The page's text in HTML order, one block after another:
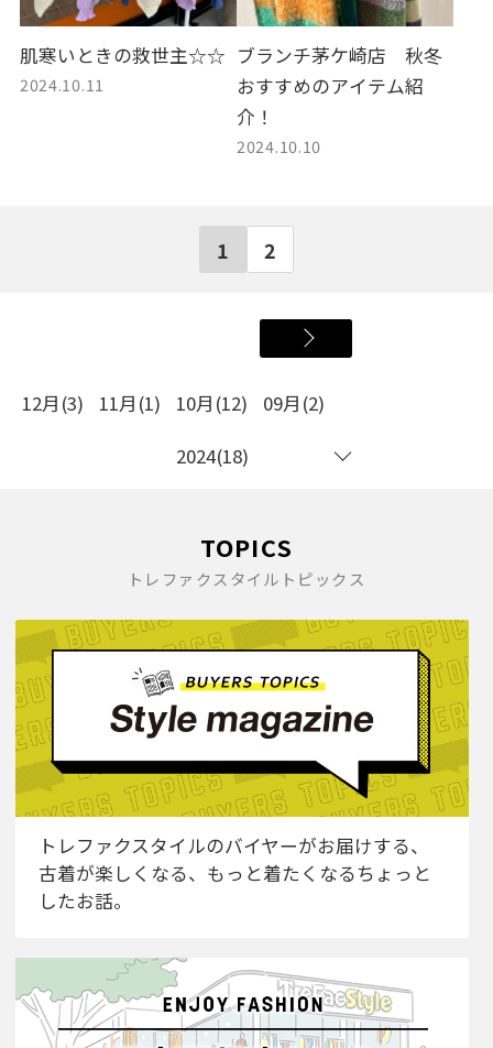
肌寒いときの救世主☆☆
2024.10.11
ブランチ茅ケ崎店 秋冬
おすすめのアイテム紹
介！
2024.10.10
1 2
12月(3) 11月(1) 10月(12)
09月(2)
2024(18)
TOPICS
トレファクスタイルトピックス
トレファクスタイルのバイヤーがお届けする、
古着が楽しくなる、もっと着たくなるちょっと
したお話。